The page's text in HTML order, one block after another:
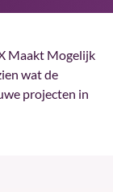
Maakt Mogelijk
wat de
projecten in